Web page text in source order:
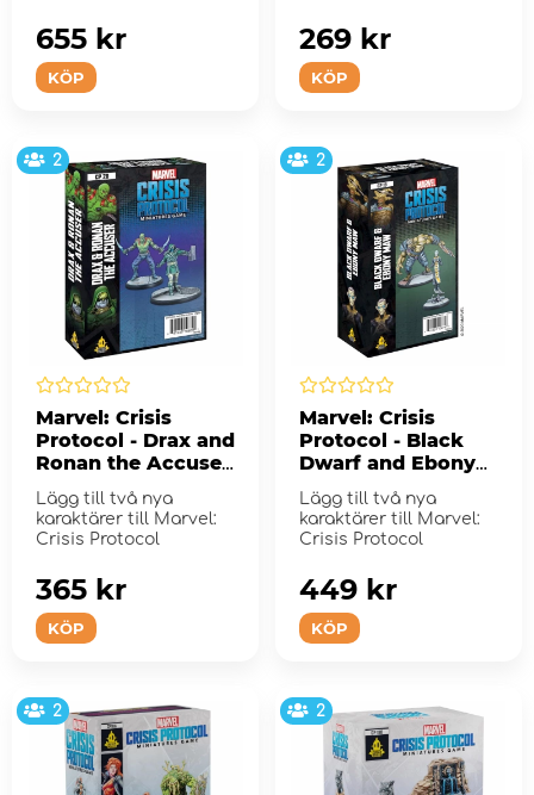
KÖP
655 kr
KÖP
269 kr
2
Marvel: Crisis
Protocol - Drax and
Ronan the Accuser
Lägg till två nya
karaktärer till Marvel:
Crisis Protocol
KÖP
365 kr
2
Marvel: Crisis
Protocol - Black
Dwarf and Ebony
Lägg till två nya
karaktärer till Marvel:
Crisis Protocol
KÖP
449 kr
2 2